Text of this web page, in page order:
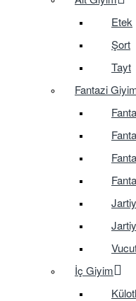
Etek
Şort
Tayt
Fantazi
İç Giyim